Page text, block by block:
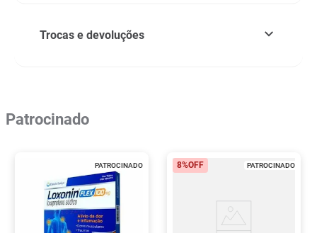
Trocas e devoluções
Patrocinado
PATROCINADO PATROCINADO
8%OFF